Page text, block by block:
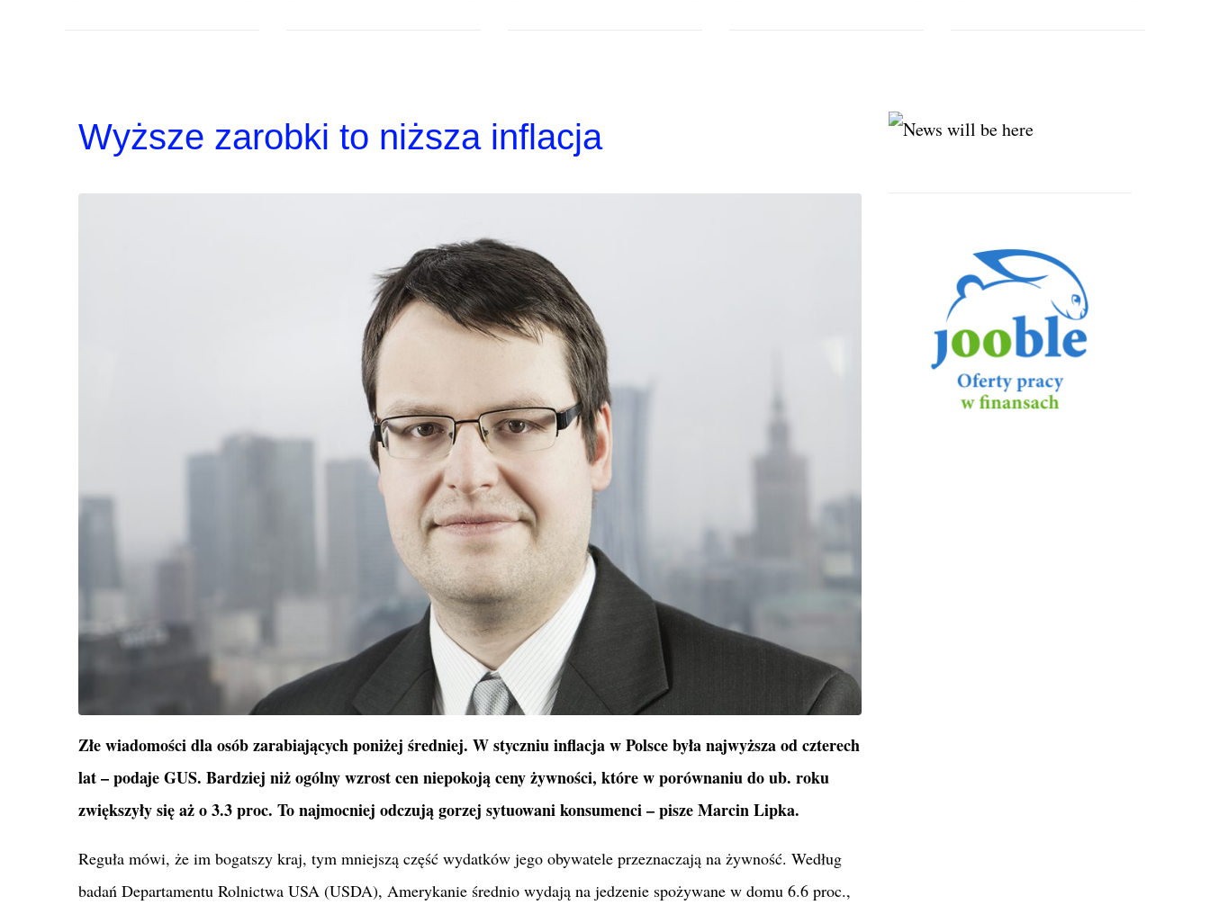
Wyższe zarobki to niższa inflacja
Złe wiadomości dla osób zarabiających poniżej średniej. W styczniu inflacja w Polsce była najwyższa od czterech
lat – podaje GUS. Bardziej niż ogólny wzrost cen niepokoją ceny żywności, które w porównaniu do ub. roku
zwiększyły się aż o 3.3 proc. To najmocniej odczują gorzej sytuowani konsumenci – pisze Marcin Lipka.
Reguła mówi, że im bogatszy kraj, tym mniejszą część wydatków jego obywatele przeznaczają na żywność. Według
badań Departamentu Rolnictwa USA (USDA), Amerykanie średnio wydają na jedzenie spożywane w domu 6.6 proc.,